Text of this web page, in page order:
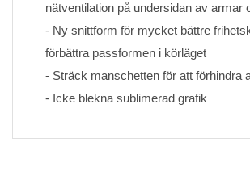
nätventilation på undersidan av armar
- Ny snittform för mycket bättre
förbättra passformen i körläget
- Sträck manschetten för att förhindra
- Icke blekna sublimerad grafik